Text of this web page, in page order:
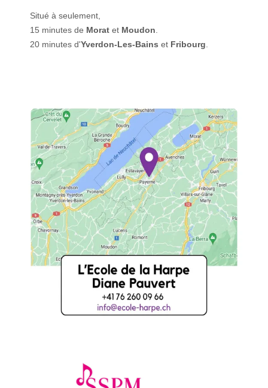
Situé à seulement,
15 minutes de Morat et Moudon
20 minutes d'Yverdon-Les-Bains et Fribourg